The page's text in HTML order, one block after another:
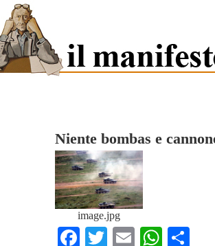
Niente bombas e
image.jpg
Facebook
TwitterEmail